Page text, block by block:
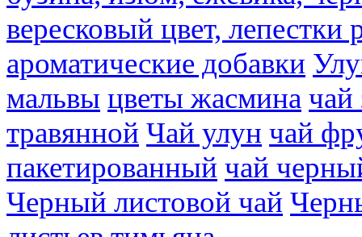
вересковый цвет, лепестки
ароматические добавки
мальвы цветы жасмина чай
травянной Чай улун чай
пакетированный чай
Черный листовой чай